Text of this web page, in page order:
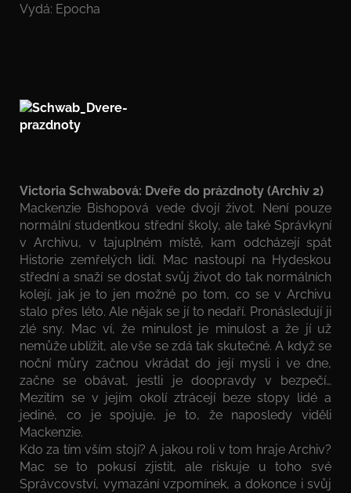
Vydá: Epocha
Victoria Schwabová: Dveře do prázdnoty (Archiv 2)
Mackenzie Bishopová vede dvojí život. Není pouze
normální studentkou střední školy, ale také Správkyní
v Archivu, v tajuplném místě, kam odcházejí spát
Historie zemřelých lidí. Mac nastoupí na Hydeskou
střední a snaží se dostat svůj život do tak normálních
kolejí, jak je to jen možné po tom, co se v Archivu
stalo přes léto. Ale nějak se jí to nedaří. Pronásledují ji
zlé sny. Mac ví, že minulost je minulost a že jí už
nemůže ublížit, ale vše se zdá tak skutečné. A když se
noční můry začnou vkrádat do její mysli i ve dne,
začne se obávat, jestli je doopravdy v bezpečí…
Mezitím se v jejím okolí ztrácejí beze stopy lidé a
jediné, co je spojuje, je to, že naposledy viděli
Mackenzie.
Kdo za tím vším stojí? A jakou roli v tom hraje Archiv?
Mac se to pokusí zjistit, ale riskuje u toho své
Správcovství, vymazání vzpomínek, a dokonce i svůj